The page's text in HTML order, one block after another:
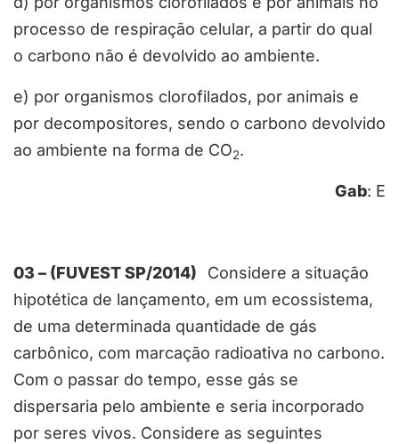
processo de respiração celular, a partir do qual
o carbono não é devolvido ao ambiente.
e) por organismos clorofilados, por animais e
por decompositores, sendo o carbono devolvido
ao ambiente na forma de CO2.
Gab: E
03 – (FUVEST SP/2014) Considere a situação
hipotética de lançamento, em um ecossistema,
de uma determinada quantidade de gás
carbônico, com marcação radioativa no carbono.
Com o passar do tempo, esse gás se
dispersaria pelo ambiente e seria incorporado
por seres vivos. Considere as seguintes